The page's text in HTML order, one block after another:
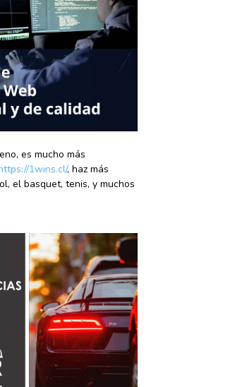
es mucho más
1wins.cl/, haz más
el basquet, tenis, y muchos